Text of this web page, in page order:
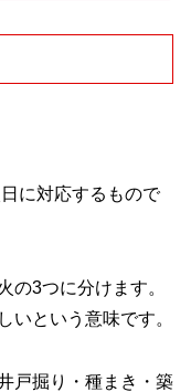
に対応するもので
の3つに分けます。
いという意味です。
戸掘り・種まき・築